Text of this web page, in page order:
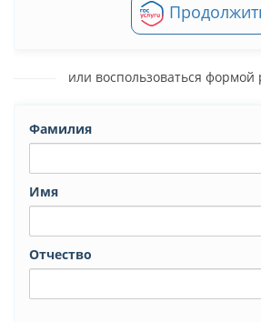
или воспользоваться формой
Фамилия
Имя
Отчество